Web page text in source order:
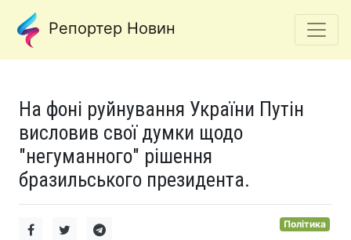
Репортер Новин
На фоні руйнування України Путін
висловив свої думки щодо
"негуманного" рішення
бразильського президента.
Політика